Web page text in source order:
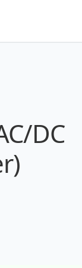
DC